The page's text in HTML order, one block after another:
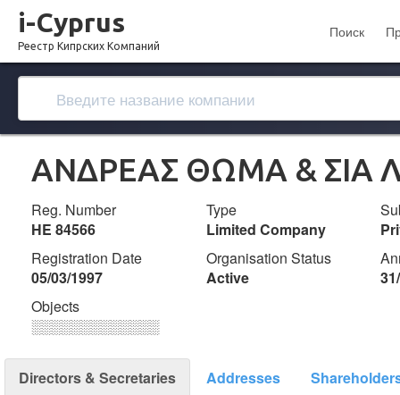
i-Cyprus
Реестр Кипрских Компаний
Поиск
ΑΝΔΡΕΑΣ ΘΩΜΑ & ΣΙΑ
Reg. Number
ΗΕ 84566
Type
Limited Company
Registration Date
05/03/1997
Organisation Status
Active
Objects
░░░░░░░░░░░░░
Directors & Secretaries Addresses